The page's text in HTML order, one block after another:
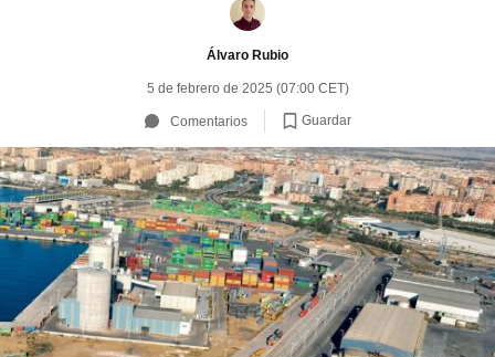
Álvaro Rubio
5 de febrero de 2025 (07:00 CET)
Comentarios Guardar